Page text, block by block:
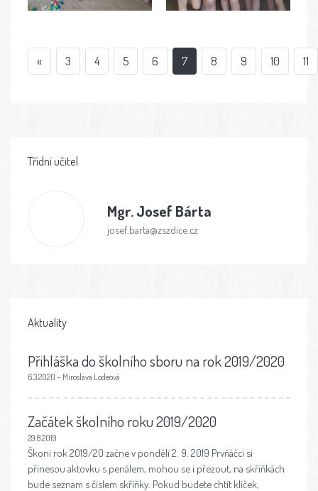
« 3 4 5 6 7 8 9 10 11
Třídní učitel
Mgr.Josef Bárta
josef.barta@zszdice.cz
Aktuality
Přihláška do školního sboru na rok 2019/2020
6.3.2020 – Miroslava Lodeová
Začátek školního roku 2019/2020
29.8.2019
Škoní rok 2019/20 začne v pondělí 2. 9. 2019 Prvňáčci si
přinesou aktovku s penálem, mohou se i přezout, na skříňkách
bude seznam s číslem skříňky. Pokud budete chtít klíček,